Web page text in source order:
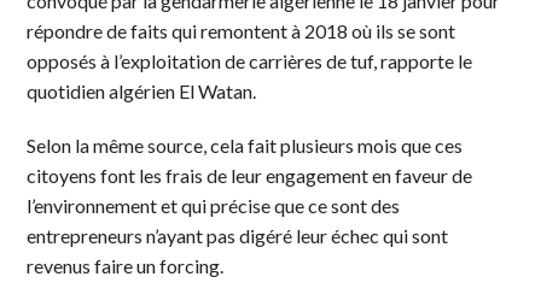
répondre de faits qui remontent à 2018 où ils se sont
opposés à l’exploitation de carrières de tuf, rapporte le
quotidien algérien El Watan.
Selon la même source, cela fait plusieurs mois que ces
citoyens font les frais de leur engagement en faveur de
l’environnement et qui précise que ce sont des
entrepreneurs n’ayant pas digéré leur échec qui sont
revenus faire un forcing.